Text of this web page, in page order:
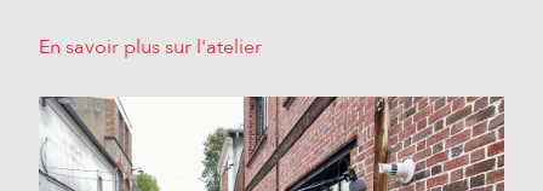
En savoir plus sur l'atelier